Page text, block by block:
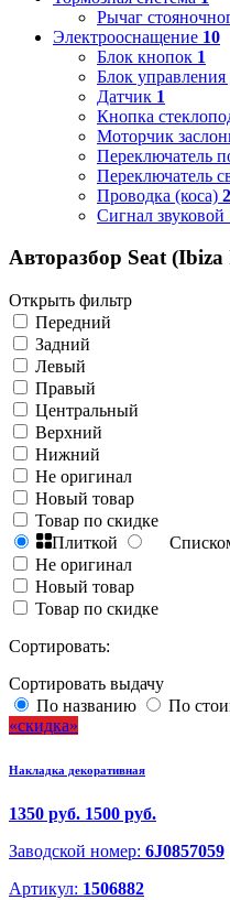
Рычаг
Электрооснащение 10
Блок кнопок 1
Блок управления
Датчик 1
Кнопка
Моторчик
Переключатель
Переключатель
Проводка (коса) 2
Сигнал звуковой
Авторазбор Seat
Открыть фильтр
Передний
Задний
Левый
Правый
Центральный
Верхний
Нижний
Не оригинал
Новый товар
Товар по скидке
Плиткой
Не оригинал
Новый товар
Товар по скидке
Сортировать:
Сортировать выдачу
По названию
По
скидка
Накладка декоративная
1350 руб. 1500 руб.
Заводской номер: 6J0857059
Артикул: 1506882